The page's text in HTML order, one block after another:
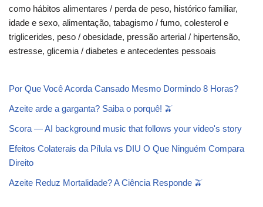
como hábitos alimentares / perda de peso, histórico familiar,
idade e sexo, alimentação, tabagismo / fumo, colesterol e
triglicerides, peso / obesidade, pressão arterial / hipertensão,
estresse, glicemia / diabetes e antecedentes pessoais
Por Que Você Acorda Cansado Mesmo Dormindo 8 Horas?
Azeite arde a garganta? Saiba o porquê! 🫒
Scora — AI background music that follows your video's story
Efeitos Colaterais da Pílula vs DIU O Que Ninguém Compara
Direito
Azeite Reduz Mortalidade? A Ciência Responde 🫒